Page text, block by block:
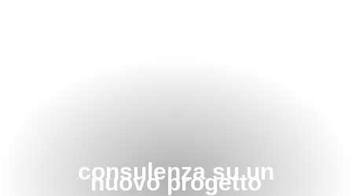
consulenza su un
nuovo progetto